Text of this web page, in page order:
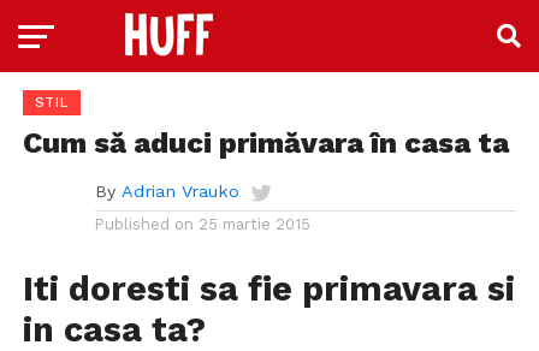
STIL
Cum să aduci primăvara în casa ta
By Adrian Vrauko
Published on 25 martie 2015
Iti doresti sa fie primavara si
in casa ta?